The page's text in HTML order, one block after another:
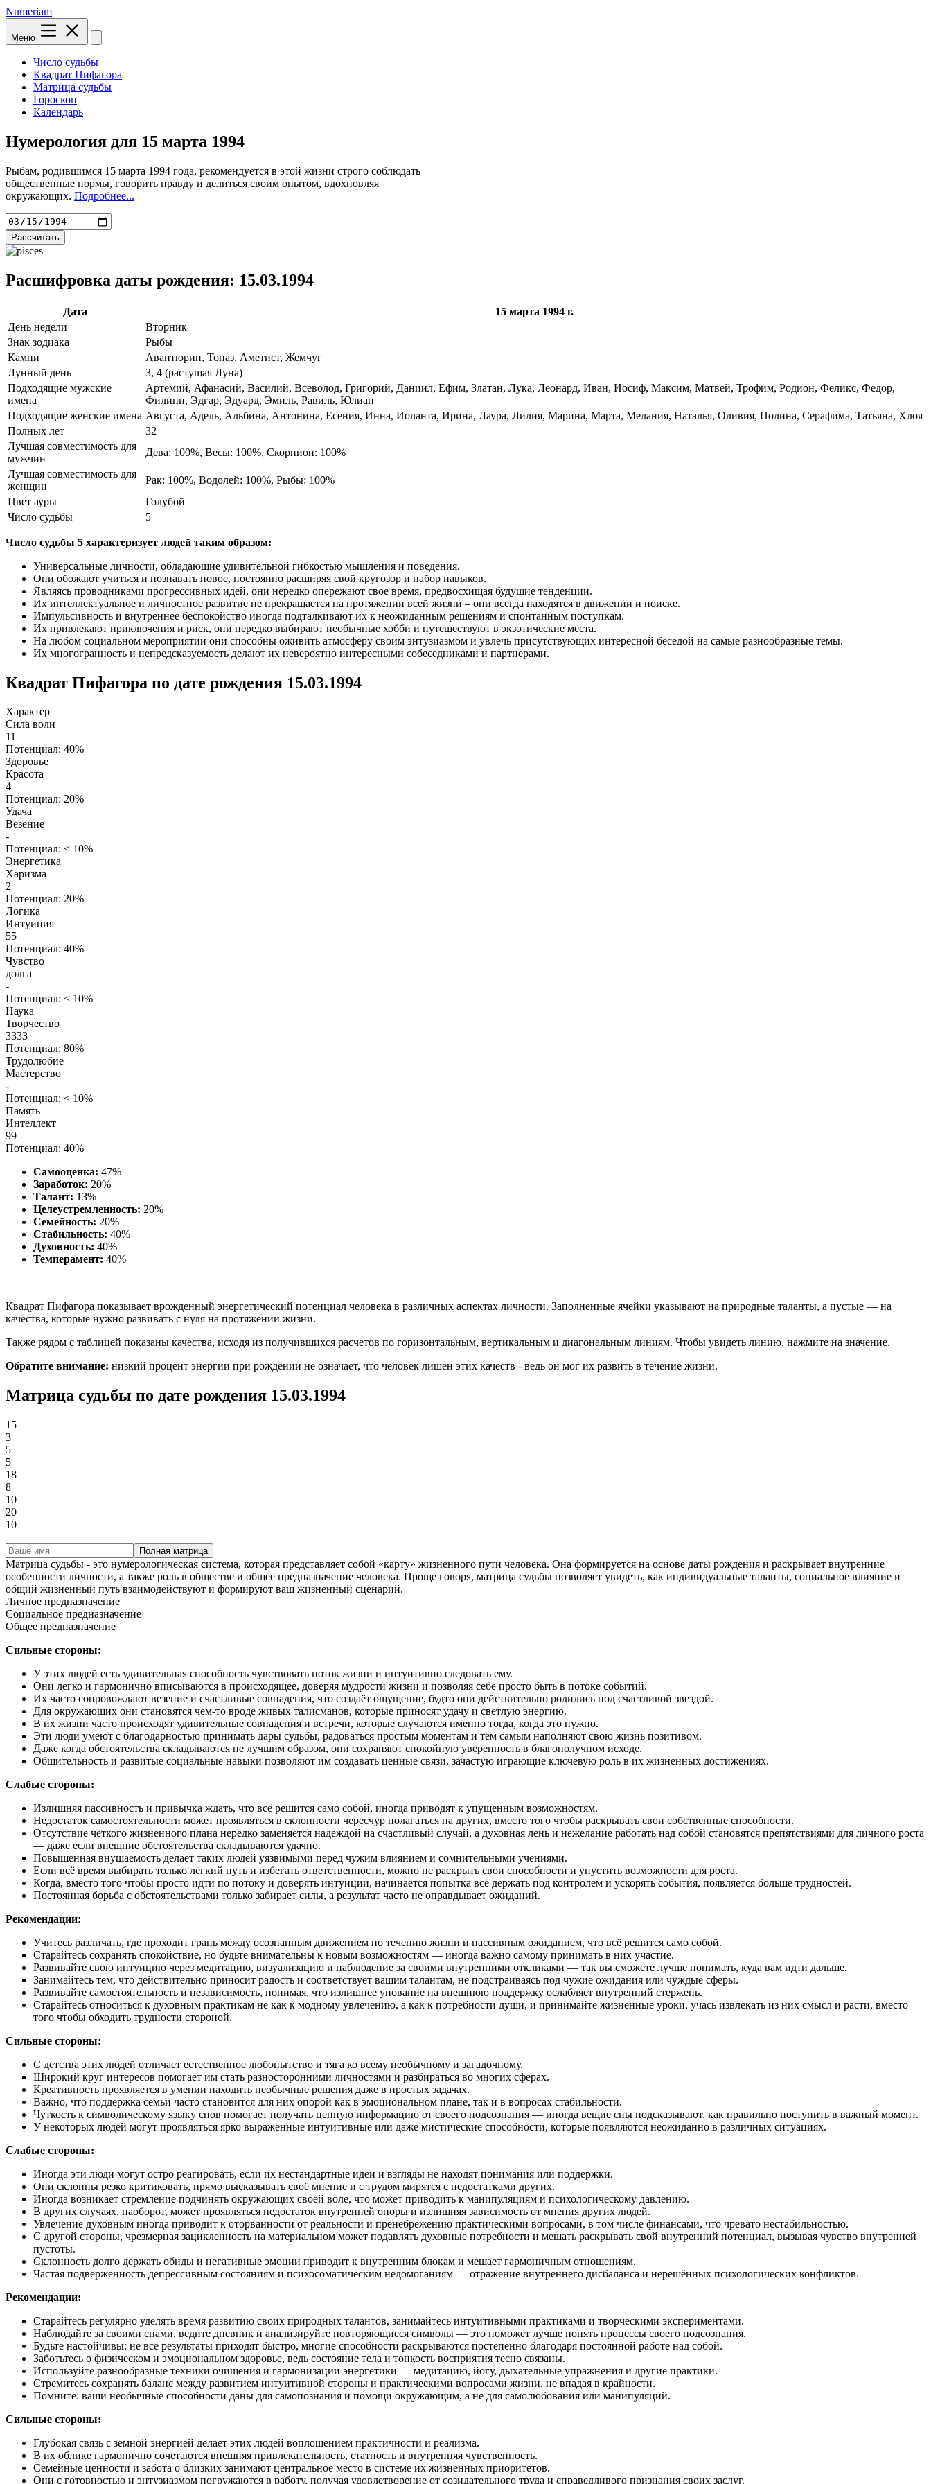
Numeriam
Меню
Число судьбы
Квадрат Пифагора
Матрица судьбы
Гороскоп
Календарь
Нумерология для 15 марта 1994
Рыбам, родившимся 15 марта 1994 года, рекомендуется в этой жизни строго соблюдать
общественные нормы, говорить правду и делиться своим опытом, вдохновляя
окружающих. Подробнее...
Рассчитать
Расшифровка даты рождения: 15.03.1994
Дата
15 марта 1994 г.
День недели
Вторник
Знак зодиака
Рыбы
Камни
Авантюрин, Топаз, Аметист, Жемчуг
Лунный день
3, 4 (растущая Луна)
Подходящие мужские
имена
Артемий, Афанасий, Василий, Всеволод, Григорий, Даниил, Ефим, Златан, Лука, Леонард, Иван, Иосиф, Максим, Матвей, Трофим, Родион, Феликс, Федор,
Филипп, Эдгар, Эдуард, Эмиль, Равиль, Юлиан
Подходящие женские имена Августа, Адель, Альбина, Антонина, Есения, Инна, Иоланта, Ирина, Лаура, Лилия, Марина, Марта, Мелания, Наталья, Оливия, Полина, Серафима, Татьяна, Хлоя
Полных лет
32
Лучшая совместимость для
мужчин
Дева: 100%, Весы: 100%, Скорпион: 100%
Лучшая совместимость для
женщин
Рак: 100%, Водолей: 100%, Рыбы: 100%
Цвет ауры
Голубой
Число судьбы
5
Число судьбы 5 характеризует людей таким образом:
Универсальные личности, обладающие удивительной гибкостью мышления и поведения.
Они обожают учиться и познавать новое, постоянно расширяя свой кругозор и набор навыков.
Являясь проводниками прогрессивных идей, они нередко опережают свое время, предвосхищая будущие тенденции.
Их интеллектуальное и личностное развитие не прекращается на протяжении всей жизни – они всегда находятся в движении и поиске.
Импульсивность и внутреннее беспокойство иногда подталкивают их к неожиданным решениям и спонтанным поступкам.
Их привлекают приключения и риск, они нередко выбирают необычные хобби и путешествуют в экзотические места.
На любом социальном мероприятии они способны оживить атмосферу своим энтузиазмом и увлечь присутствующих интересной беседой на самые разнообразные темы.
Их многогранность и непредсказуемость делают их невероятно интересными собеседниками и партнерами.
Квадрат Пифагора по дате рождения 15.03.1994
Характер
Сила воли
11
Потенциал: 40%
Здоровье
Красота
4
Потенциал: 20%
Удача
Везение
-
Потенциал: < 10%
Энергетика
Харизма
2
Потенциал: 20%
Логика
Интуиция
55
Потенциал: 40%
Чувство
долга
-
Потенциал: < 10%
Наука
Творчество
3333
Потенциал: 80%
Трудолюбие
Мастерство
-
Потенциал: < 10%
Память
Интеллект
99
Потенциал: 40%
Самооценка: 47%
Заработок: 20%
Талант: 13%
Целеустремленность: 20%
Семейность: 20%
Стабильность: 40%
Духовность: 40%
Темперамент: 40%
Квадрат Пифагора показывает врожденный энергетический потенциал человека в различных аспектах личности. Заполненные ячейки указывают на природные таланты, а пустые — на
качества, которые нужно развивать с нуля на протяжении жизни.
Также рядом с таблицей показаны качества, исходя из получившихся расчетов по горизонтальным, вертикальным и диагональным линиям. Чтобы увидеть линию, нажмите на значение.
Обратите внимание: низкий процент энергии при рождении не означает, что человек лишен этих качеств - ведь он мог их развить в течение жизни.
Матрица судьбы по дате рождения 15.03.1994
15
3
5
5
18
8
10
20
10
Полная матрица
Матрица судьбы - это нумерологическая система, которая представляет собой «карту» жизненного пути человека. Она формируется на основе даты рождения и раскрывает внутренние
особенности личности, а также роль в обществе и общее предназначение человека. Проще говоря, матрица судьбы позволяет увидеть, как индивидуальные таланты, социальное влияние и
общий жизненный путь взаимодействуют и формируют ваш жизненный сценарий.
Личное предназначение
Социальное предназначение
Общее предназначение
Сильные стороны:
У этих людей есть удивительная способность чувствовать поток жизни и интуитивно следовать ему.
Они легко и гармонично вписываются в происходящее, доверяя мудрости жизни и позволяя себе просто быть в потоке событий.
Их часто сопровождают везение и счастливые совпадения, что создаёт ощущение, будто они действительно родились под счастливой звездой.
Для окружающих они становятся чем-то вроде живых талисманов, которые приносят удачу и светлую энергию.
В их жизни часто происходят удивительные совпадения и встречи, которые случаются именно тогда, когда это нужно.
Эти люди умеют с благодарностью принимать дары судьбы, радоваться простым моментам и тем самым наполняют свою жизнь позитивом.
Даже когда обстоятельства складываются не лучшим образом, они сохраняют спокойную уверенность в благополучном исходе.
Общительность и развитые социальные навыки позволяют им создавать ценные связи, зачастую играющие ключевую роль в их жизненных достижениях.
Слабые стороны:
Излишняя пассивность и привычка ждать, что всё решится само собой, иногда приводят к упущенным возможностям.
Недостаток самостоятельности может проявляться в склонности чересчур полагаться на других, вместо того чтобы раскрывать свои собственные способности.
Отсутствие чёткого жизненного плана нередко заменяется надеждой на счастливый случай, а духовная лень и нежелание работать над собой становятся препятствиями для личного роста
— даже если внешние обстоятельства складываются удачно.
Повышенная внушаемость делает таких людей уязвимыми перед чужим влиянием и сомнительными учениями.
Если всё время выбирать только лёгкий путь и избегать ответственности, можно не раскрыть свои способности и упустить возможности для роста.
Когда, вместо того чтобы просто идти по потоку и доверять интуиции, начинается попытка всё держать под контролем и ускорять события, появляется больше трудностей.
Постоянная борьба с обстоятельствами только забирает силы, а результат часто не оправдывает ожиданий.
Рекомендации:
Учитесь различать, где проходит грань между осознанным движением по течению жизни и пассивным ожиданием, что всё решится само собой.
Старайтесь сохранять спокойствие, но будьте внимательны к новым возможностям — иногда важно самому принимать в них участие.
Развивайте свою интуицию через медитацию, визуализацию и наблюдение за своими внутренними откликами — так вы сможете лучше понимать, куда вам идти дальше.
Занимайтесь тем, что действительно приносит радость и соответствует вашим талантам, не подстраиваясь под чужие ожидания или чуждые сферы.
Развивайте самостоятельность и независимость, понимая, что излишнее упование на внешнюю поддержку ослабляет внутренний стержень.
Старайтесь относиться к духовным практикам не как к модному увлечению, а как к потребности души, и принимайте жизненные уроки, учась извлекать из них смысл и расти, вместо
того чтобы обходить трудности стороной.
Сильные стороны:
С детства этих людей отличает естественное любопытство и тяга ко всему необычному и загадочному.
Широкий круг интересов помогает им стать разносторонними личностями и разбираться во многих сферах.
Креативность проявляется в умении находить необычные решения даже в простых задачах.
Важно, что поддержка семьи часто становится для них опорой как в эмоциональном плане, так и в вопросах стабильности.
Чуткость к символическому языку снов помогает получать ценную информацию от своего подсознания — иногда вещие сны подсказывают, как правильно поступить в важный момент.
У некоторых людей могут проявляться ярко выраженные интуитивные или даже мистические способности, которые появляются неожиданно в различных ситуациях.
Слабые стороны:
Иногда эти люди могут остро реагировать, если их нестандартные идеи и взгляды не находят понимания или поддержки.
Они склонны резко критиковать, прямо высказывать своё мнение и с трудом мирятся с недостатками других.
Иногда возникает стремление подчинять окружающих своей воле, что может приводить к манипуляциям и психологическому давлению.
В других случаях, наоборот, может проявляться недостаток внутренней опоры и излишняя зависимость от мнения других людей.
Увлечение духовным иногда приводит к оторванности от реальности и пренебрежению практическими вопросами, в том числе финансами, что чревато нестабильностью.
С другой стороны, чрезмерная зацикленность на материальном может подавлять духовные потребности и мешать раскрывать свой внутренний потенциал, вызывая чувство внутренней
пустоты.
Склонность долго держать обиды и негативные эмоции приводит к внутренним блокам и мешает гармоничным отношениям.
Частая подверженность депрессивным состояниям и психосоматическим недомоганиям — отражение внутреннего дисбаланса и нерешённых психологических конфликтов.
Рекомендации:
Старайтесь регулярно уделять время развитию своих природных талантов, занимайтесь интуитивными практиками и творческими экспериментами.
Наблюдайте за своими снами, ведите дневник и анализируйте повторяющиеся символы — это поможет лучше понять процессы своего подсознания.
Будьте настойчивы: не все результаты приходят быстро, многие способности раскрываются постепенно благодаря постоянной работе над собой.
Заботьтесь о физическом и эмоциональном здоровье, ведь состояние тела и тонкость восприятия тесно связаны.
Используйте разнообразные техники очищения и гармонизации энергетики — медитацию, йогу, дыхательные упражнения и другие практики.
Стремитесь сохранять баланс между развитием интуитивной стороны и практическими вопросами жизни, не впадая в крайности.
Помните: ваши необычные способности даны для самопознания и помощи окружающим, а не для самолюбования или манипуляций.
Сильные стороны:
Глубокая связь с земной энергией делает этих людей воплощением практичности и реализма.
В их облике гармонично сочетаются внешняя привлекательность, статность и внутренняя чувственность.
Семейные ценности и забота о близких занимают центральное место в системе их жизненных приоритетов.
Они с готовностью и энтузиазмом погружаются в работу, получая удовлетворение от созидательного труда и справедливого признания своих заслуг.